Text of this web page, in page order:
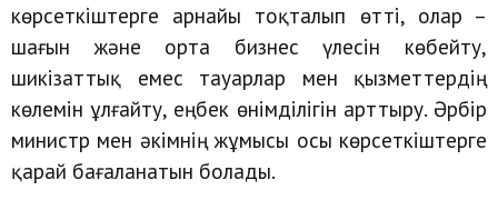
көрсеткіштерге арнайы тоқталып өтті, олар –
шағын және орта бизнес үлесін көбейту,
шикізаттық емес тауарлар мен қызметтердің
көлемін ұлғайту, еңбек өнімділігін арттыру. Әрбір
министр мен әкімнің жұмысы осы көрсеткіштерге
қарай бағаланатын болады.